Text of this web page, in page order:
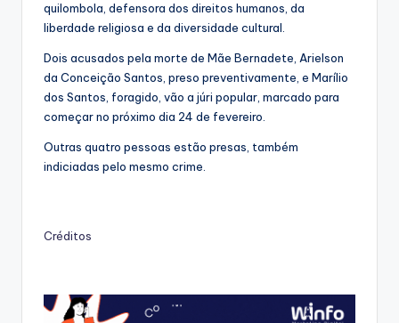
quilombola, defensora dos direitos humanos, da
liberdade religiosa e da diversidade cultural.
Dois acusados pela morte de Mãe Bernadete, Arielson
da Conceição Santos, preso preventivamente, e Marílio
dos Santos, foragido, vão a júri popular, marcado para
começar no próximo dia 24 de fevereiro.
Outras quatro pessoas estão presas, também
indiciadas pelo mesmo crime.
Créditos